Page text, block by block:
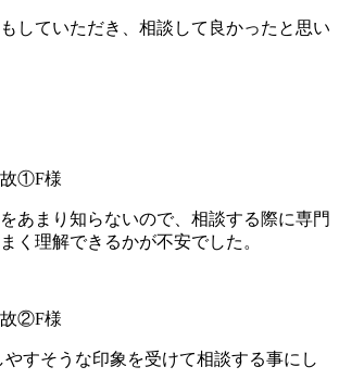
していただき、相談して良かったと思い
あまり知らないので、相談する際に専門
く理解できるかが不安でした。
すそうな印象を受けて相談する事にし